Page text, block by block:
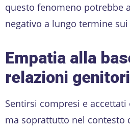
questo fenomeno potrebbe
negativo a lungo termine
Empatia alla
relazioni
Sentirsi compresi e
ma soprattutto nel contesto